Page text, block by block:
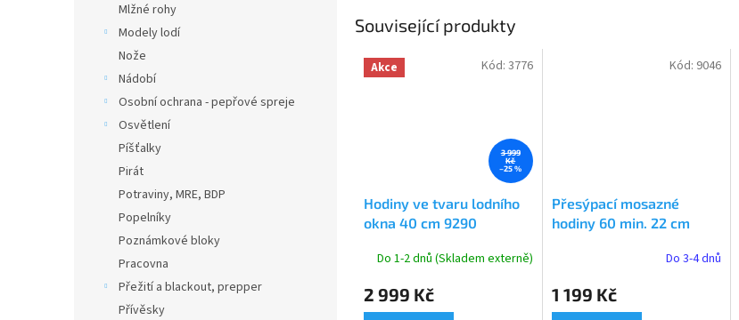
Mlžné rohy
Modely lodí
Nože
Nádobí
Osobní ochrana - pepřové spreje
Osvětlení
Píšťalky
Pirát
Potraviny, MRE, BDP
Popelníky
Poznámkové bloky
Pracovna
Přežití a blackout, prepper
Přívěsky
Související produkty
Akce
3 999
Kč
–25 %
Hodiny ve tvaru lodního
okna 40 cm 9290
Do 1-2 dnů (Skladem externě)
2 999 Kč
Kód: 3776
Přesýpací mosazné
hodiny 60 min. 22 cm
Do 3-4 dnů
1 199 Kč
Kód: 9046